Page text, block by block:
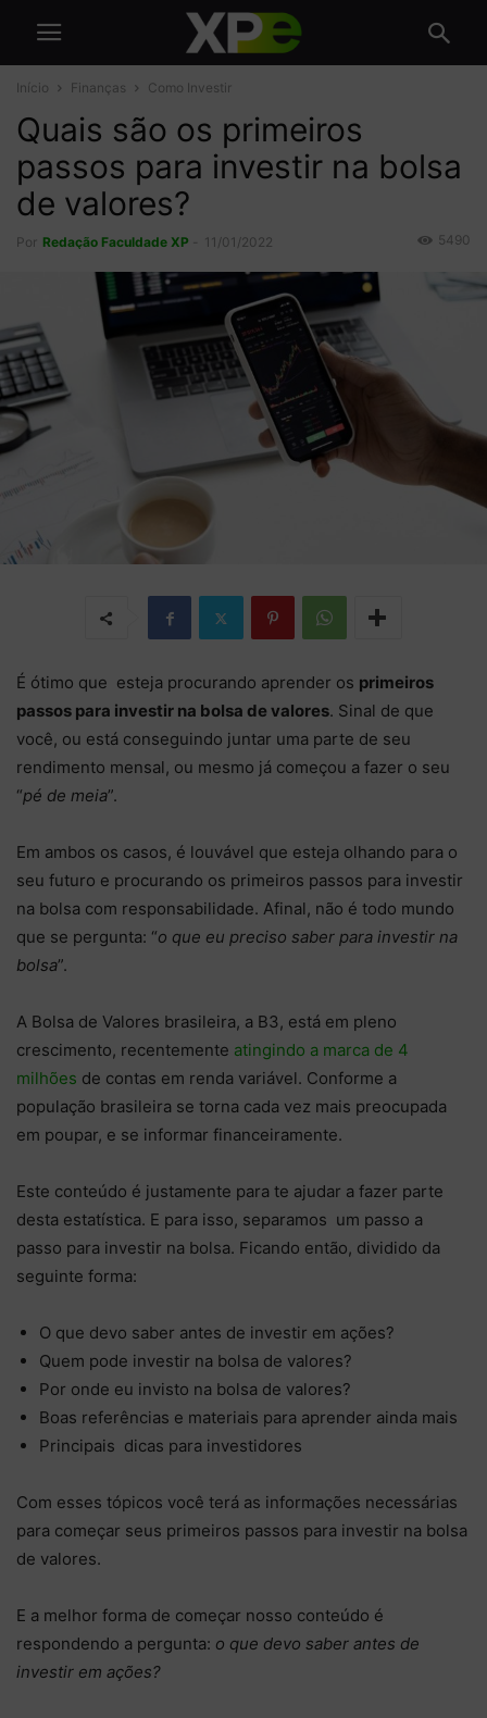
Início Finanças Como Investir
Quais são os primeiros
passos para investir na bolsa
de valores?
Por Redação Faculdade XP 11/01/2022 5490
É ótimo que esteja procurando aprender os primeiros
passos para investir na bolsa de valores. Sinal de que
você, ou está conseguindo juntar uma parte de seu
rendimento mensal, ou mesmo já começou a fazer o seu
“pé de meia”.
Em ambos os casos, é louvável que esteja olhando para o
seu futuro e procurando os primeiros passos para investir
na bolsa com responsabilidade. Afinal, não é todo mundo
que se pergunta: “o que eu preciso saber para investir na
bolsa”.
A Bolsa de Valores brasileira, a B3, está em pleno
crescimento, recentemente atingindo a marca de 4
milhões de contas em renda variável. Conforme a
população brasileira se torna cada vez mais preocupada
em poupar, e se informar financeiramente.
Este conteúdo é justamente para te ajudar a fazer parte
desta estatística. E para isso, separamos um passo a
passo para investir na bolsa. Ficando então, dividido da
seguinte forma:
O que devo saber antes de investir em ações?
Quem pode investir na bolsa de valores?
Por onde eu invisto na bolsa de valores?
Boas referências e materiais para aprender ainda mais
Principais dicas para investidores
Com esses tópicos você terá as informações necessárias
para começar seus primeiros passos para investir na bolsa
de valores.
E a melhor forma de começar nosso conteúdo é
respondendo a pergunta: o que devo saber antes de
investir em ações?